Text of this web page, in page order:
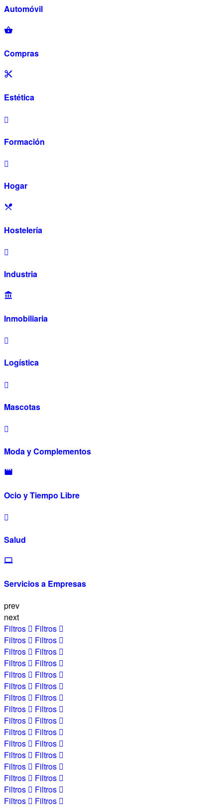
Automóvil
Compras
Estética
Formación
Hogar
Hostelería
Industria
Inmobiliaria
Logística
Mascotas
Moda y Complementos
Ocio y Tiempo Libre
Salud
Servicios a Empresas
prev
next
Filtros
Filtros
Filtros
Filtros
Filtros
Filtros
Filtros
Filtros
Filtros
Filtros
Filtros
Filtros
Filtros
Filtros
Filtros
Filtros
Filtros
Filtros
Filtros
Filtros
Filtros
Filtros
Filtros
Filtros
Filtros
Filtros
Filtros
Filtros
Filtros
Filtros
Filtros
Filtros